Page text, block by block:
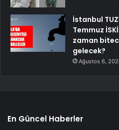
İstanbul
Temmuz
zaman
gelecek?
Ağustos 6,
En Güncel Haberler